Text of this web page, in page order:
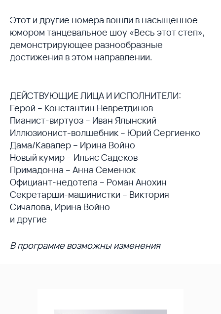
Этот и другие номера вошли в насыщенное
юмором танцевальное шоу «Весь этот степ»,
демонстрирующее разнообразные
достижения в этом направлении.
ДЕЙСТВУЮЩИЕ ЛИЦА И ИСПОЛНИТЕЛИ:
Герой – Константин Невретдинов
Пианист-виртуоз – Иван Ялынский
Иллюзионист-волшебник – Юрий Сергиенко
Дама/Кавалер – Ирина Войно
Новый кумир – Ильяс Садеков
Примадонна – Анна Семенюк
Официант-недотепа – Роман Анохин
Секретарши-машинистки – Виктория
Сичалова, Ирина Войно
и другие
В программе возможны изменения